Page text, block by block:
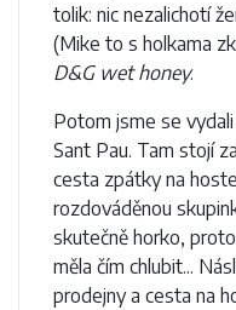
tolik: nic nezalichotí
(Mike to s holkama
D&G wet honey.
Potom jsme se vydali
Sant Pau. Tam stojí
cesta zpátky na
rozdováděnou
skutečně horko,
měla čím chlubit...
prodejny a cesta na